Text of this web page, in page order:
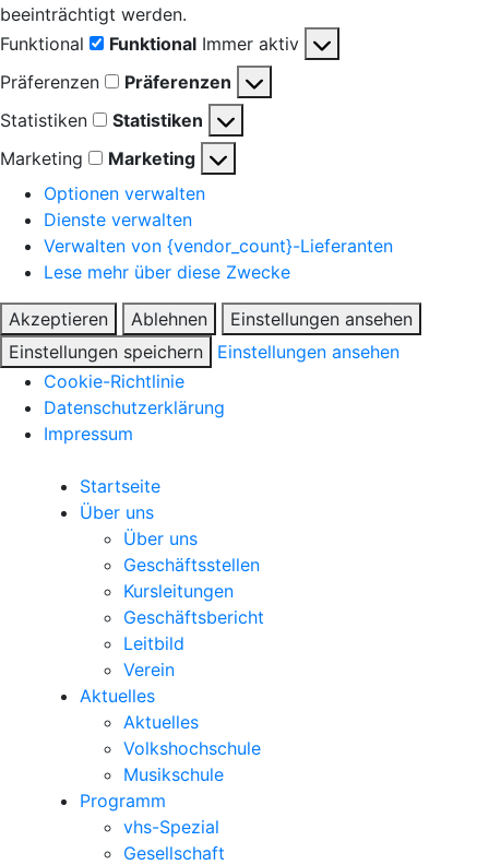
beeinträchtigt werden.
Funktional
Funktional Immer aktiv
Präferenzen
Präferenzen
Statistiken
Statistiken
Marketing
Marketing
Optionen verwalten
Dienste verwalten
Verwalten von {vendor_count}-Lieferanten
Lese mehr über diese Zwecke
Akzeptieren Ablehnen
Einstellungen ansehen
Einstellungen speichern
Einstellungen ansehen
Cookie-Richtlinie
Datenschutzerklärung
Impressum
Startseite
Über uns
Über uns
Geschäftsstellen
Kursleitungen
Geschäftsbericht
Leitbild
Verein
Aktuelles
Aktuelles
Volkshochschule
Musikschule
Programm
vhs-Spezial
Gesellschaft